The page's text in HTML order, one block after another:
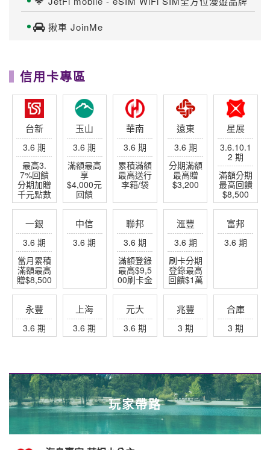
揪車 JoinMe
信用卡專區
台新
3.6 期
最高3.
7%回饋
分期加贈
千元點數
玉山
3.6 期
滿額最高
享
$4,000元
回饋
華南
3.6 期
累積滿額
最高送行
李箱/袋
遠東
3.6 期
分期滿額
最高贈
$3,200
星展
3.6.10.1
2 期
滿額分期
最高回饋
$8,500
一銀
3.6 期
當月累積
滿額最高
贈$8,500
中信
3.6 期
聯邦
3.6 期
滿額登錄
最高$9,5
00刷卡金
滙豐
3.6 期
刷卡分期
登錄最高
回饋$1萬
富邦
3.6 期
永豐
3.6 期
上海
3.6 期
元大
3.6 期
兆豐
3 期
合庫
3 期
玩家帶路